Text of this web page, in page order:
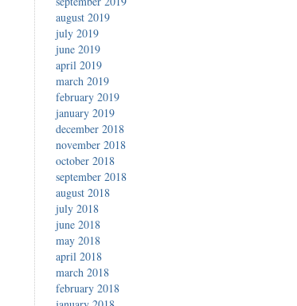
august 2019
july 2019
june 2019
april 2019
march 2019
february 2019
january 2019
december 2018
november 2018
october 2018
september 2018
august 2018
july 2018
june 2018
may 2018
april 2018
march 2018
february 2018